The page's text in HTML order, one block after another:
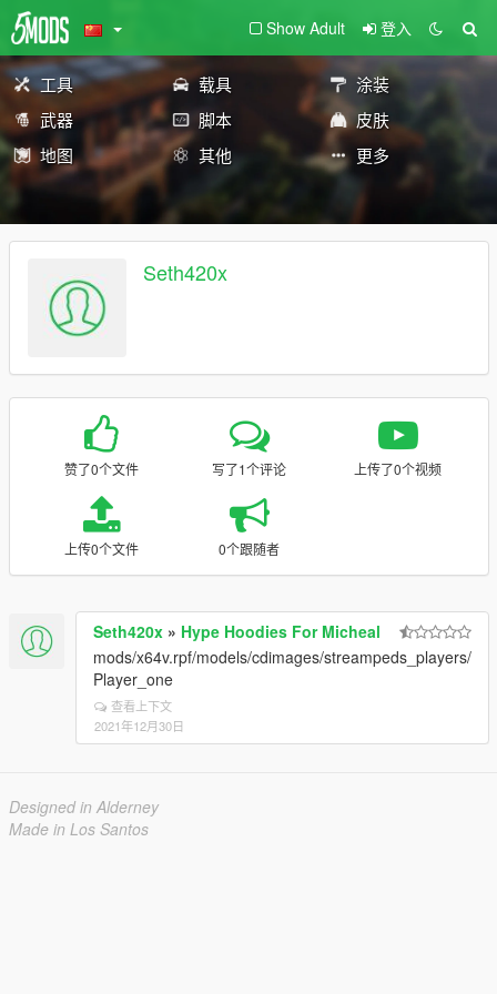
Show Adult 登入
工具 载具
涂装
武器
脚本
皮肤
地图
其他 更多
Seth420x
赞了0个文件 写了1个评论 上传了0个视频
上传0个文件 0个跟随者
Seth420x » Hype Hoodies For Micheal
mods/x64v.rpf/models/cdimages/streampeds_players/
Player_one
查看上下文
2021年12月30日
Designed in Alderney
Made in Los Santos